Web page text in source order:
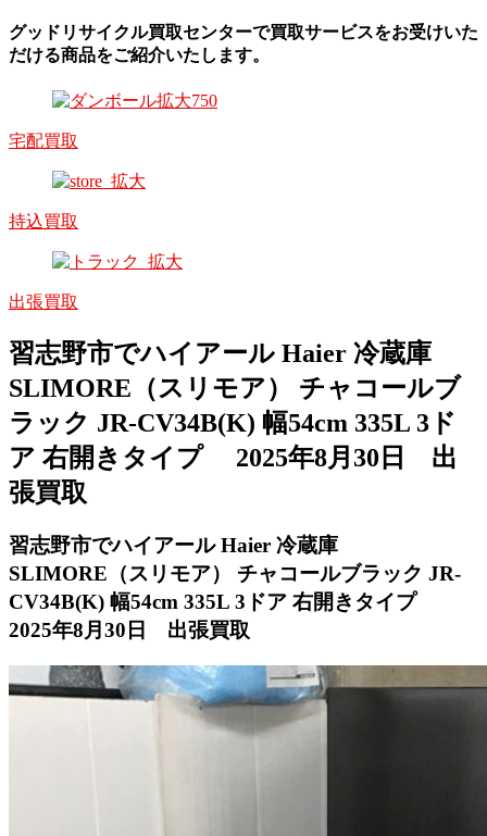
グッドリサイクル買取センターで買取サービスをお受けいた
だける商品をご紹介いたします。
宅配買取
持込買取
出張買取
習志野市でハイアール Haier 冷蔵庫
SLIMORE（スリモア） チャコールブ
ラック JR-CV34B(K) 幅54cm 335L 3ド
ア 右開きタイプ 2025年8月30日 出
張買取
習志野市でハイアール Haier 冷蔵庫
SLIMORE（スリモア） チャコールブラック JR-
CV34B(K) 幅54cm 335L 3ドア 右開きタイプ
2025年8月30日 出張買取